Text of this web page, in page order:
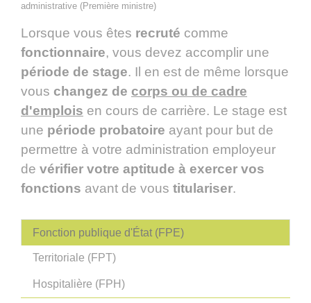
administrative (Première ministre)
Lorsque vous êtes recruté comme
fonctionnaire, vous devez accomplir une
période de stage. Il en est de même lorsque
vous changez de corps ou de cadre
d'emplois en cours de carrière. Le stage est
une période probatoire ayant pour but de
permettre à votre administration employeur
de vérifier votre aptitude à exercer vos
fonctions avant de vous titulariser.
Fonction publique d'État (FPE)
Territoriale (FPT)
Hospitalière (FPH)